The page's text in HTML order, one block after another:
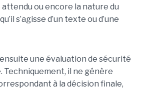
ou encore la nature du
s’agisse d’un texte ou d’une
une évaluation de sécurité
Techniquement, il ne génère
à la décision finale,